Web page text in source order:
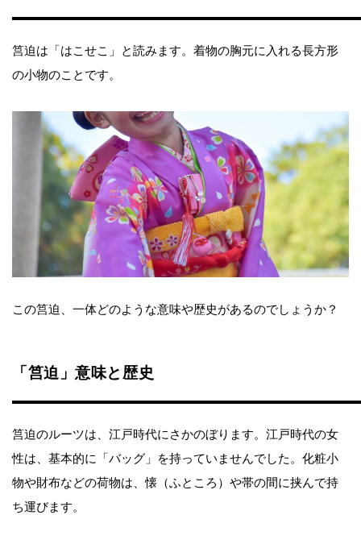
筥迫は「はこせこ」と読みます。着物の胸元に入れる長方形
の小物のことです。
この筥迫、一体どのような意味や歴史があるのでしょうか？
「筥迫」意味と歴史
筥迫のルーツは、江戸時代にさかのぼります。江戸時代の女
性は、基本的に「バッグ」を持っていませんでした。化粧小
物や財布などの荷物は、懐（ふところ）や帯の間に挟んで持
ち運びます。